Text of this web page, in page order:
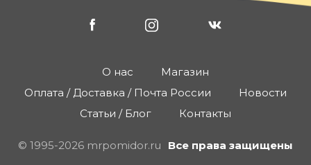
О нас
Магазин
Оплата / Доставка / Почта России
Новости
Статьи / Блог
Контакты
© 1995-2026 mrpomidor.ru Все права защищены